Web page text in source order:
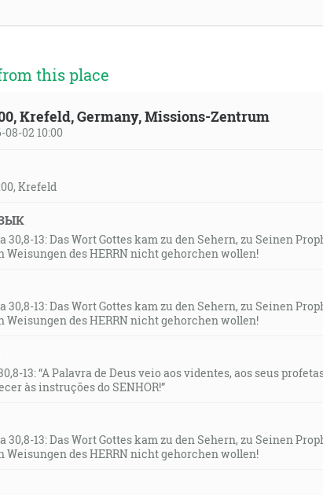
this place
Krefeld, Germany, Missions-Zentrum
02 10:00
Krefeld
30,8-13: Das Wort Gottes kam zu den Sehern, zu Seinen
Weisungen des HERRN nicht gehorchen wollen!
30,8-13: Das Wort Gottes kam zu den Sehern, zu Seinen
Weisungen des HERRN nicht gehorchen wollen!
13: “A Palavra de Deus veio aos videntes, aos seus
às instruções do SENHOR!”
30,8-13: Das Wort Gottes kam zu den Sehern, zu Seinen
Weisungen des HERRN nicht gehorchen wollen!